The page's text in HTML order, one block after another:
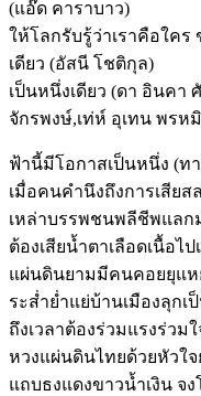
(แอ๊ด คาราบาว)
ให้โลกรับรู้ว่าเราคือใคร
เดียว (อัสนี โชติกุล)
เป็นหนึ่งเดียว (ดา อินคา
จักรพงษ์,เท่ห์ อุเทน พรห
ฟ้านี้มีโอกาสเป็นหนึ่ง (ท
เมื่อคนคำนึงถึงการเสียส
เหล่าบรรพชนพลีชีพแลก
ต้องเสียน้ำตาเลือดเนื้อไ
แผ่นดินยามมีคนคอยยุแห
ระส่ำย่ำแย่บ้านเมืองลุกเ
ถึงเวลาต้องร่วมแรงร่วม
หวงแผ่นดินไทยด้วยหัวใ
แถบธงแดงขาวน้ำเงิน จ